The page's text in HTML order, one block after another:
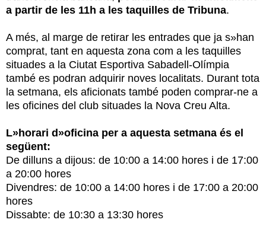
a partir de les 11h a les taquilles de Tribuna.
A més, al marge de retirar les entrades que ja s»han
comprat, tant en aquesta zona com a les taquilles
situades a la Ciutat Esportiva Sabadell-Olímpia
també es podran adquirir noves localitats. Durant tota
la setmana, els aficionats també poden comprar-ne a
les oficines del club situades la Nova Creu Alta.
L»horari d»oficina per a aquesta setmana és el
següent:
De dilluns a dijous: de 10:00 a 14:00 hores i de 17:00
a 20:00 hores
Divendres: de 10:00 a 14:00 hores i de 17:00 a 20:00
hores
Dissabte: de 10:30 a 13:30 hores